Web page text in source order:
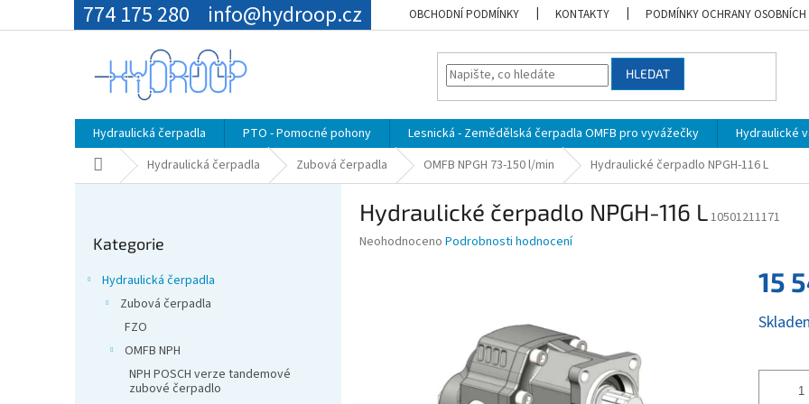
774 175 280 info@hydroop.cz OBCHODNÍ PODMÍNKY KONTAKTY PODMÍNKY OCHRANY OSOBNÍCH
HLEDAT
Hydraulická čerpadla PTO - Pomocné pohony Lesnická - Zemědělská čerpadla OMFB pro vyvážečky Hydraulické
Domů Hydraulická čerpadla Zubová čerpadla OMFB NPGH 73-150 l/min Hydraulické čerpadlo NPGH-116 L
kategorie
Kategorie
Hydraulická čerpadla
Zubová čerpadla
FZO
OMFB NPH
NPH POSCH verze tandemové
zubové čerpadlo
Hydraulické čerpadlo NPGH-116 L10501211171
Průměrné
Neohodnoceno Podrobnosti hodnocení
15
Měrná
cena: